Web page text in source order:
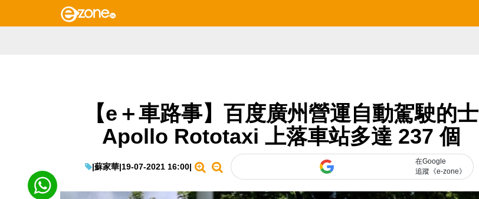
【e＋車路事】百度廣州營運自動駕駛的士
Apollo Rototaxi 上落車站多達 237 個
|蘇家華|19-07-2021 16:00|
在Google
追蹤《e-zone》